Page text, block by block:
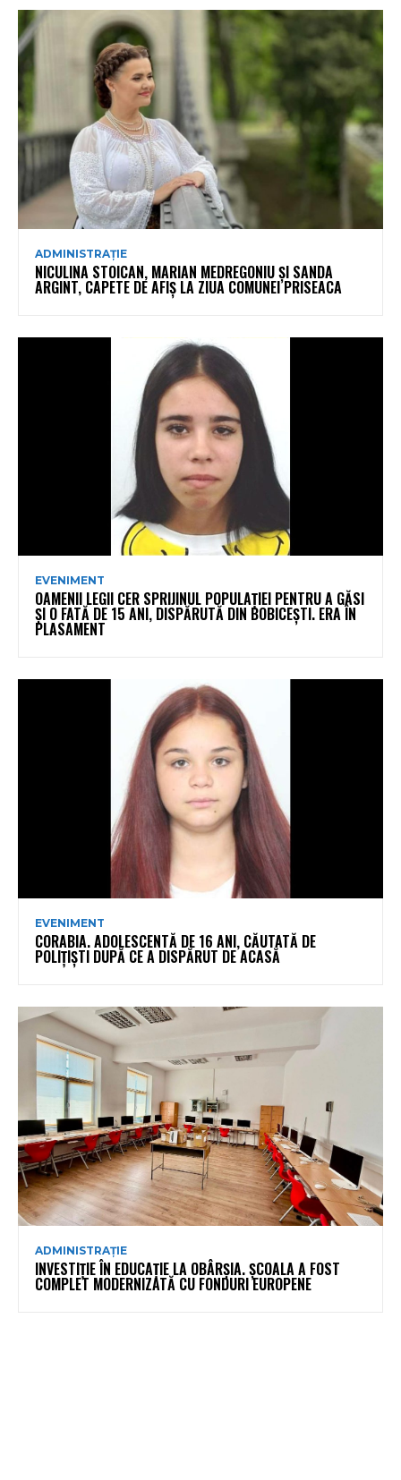
ADMINISTRAȚIE
NICULINA STOICAN, MARIAN MEDREGONIU ȘI SANDA
ARGINT, CAPETE DE AFIȘ LA ZIUA COMUNEI PRISEACA
EVENIMENT
OAMENII LEGII CER SPRIJINUL POPULAȚIEI PENTRU A GĂSI
ȘI O FATĂ DE 15 ANI, DISPĂRUTĂ DIN BOBICEȘTI. ERA ÎN
PLASAMENT
EVENIMENT
CORABIA. ADOLESCENTĂ DE 16 ANI, CĂUTATĂ DE
POLIȚIȘTI DUPĂ CE A DISPĂRUT DE ACASĂ
ADMINISTRAȚIE
INVESTIȚIE ÎN EDUCAȚIE LA OBÂRȘIA. ȘCOALA A FOST
COMPLET MODERNIZATĂ CU FONDURI EUROPENE